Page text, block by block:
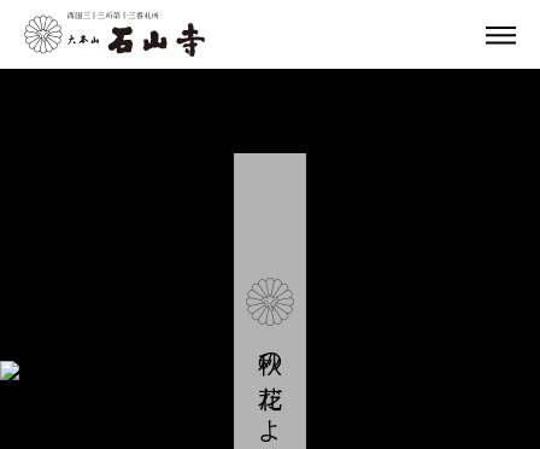
秋の花だより